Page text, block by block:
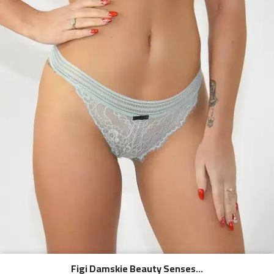
Figi Damskie Beauty Senses...